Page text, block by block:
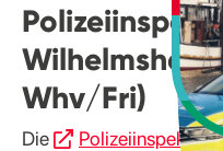
Whv/Fri)
Die